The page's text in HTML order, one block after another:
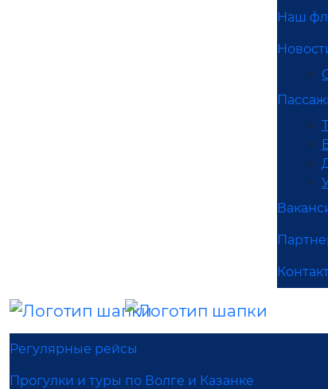
Наш
Регулярные рейсы
Прогулки и туры по Волге и Казанке